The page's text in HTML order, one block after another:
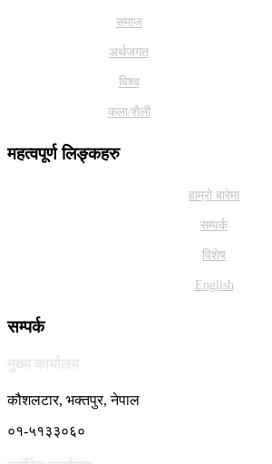
समाज
अर्थजगत
विश्व
कला/शैली
महत्वपूर्ण लिङ्कहरु
हाम्राे बारेमा
सम्पर्क
विशेष
English
सम्पर्क
मुख्य कार्यालय
कौशलटार, भक्तपुर, नेपाल
०१-५१३३०६०